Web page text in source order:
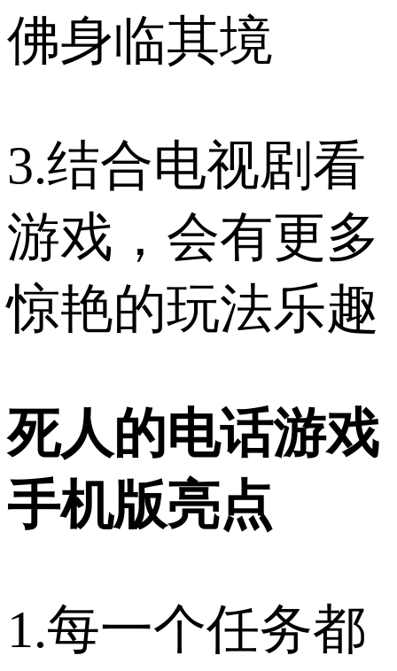
佛身临其境
3.结合电视剧看
游戏，会有更多
惊艳的玩法乐趣
死人的电话游戏
手机版亮点
1.每一个任务都